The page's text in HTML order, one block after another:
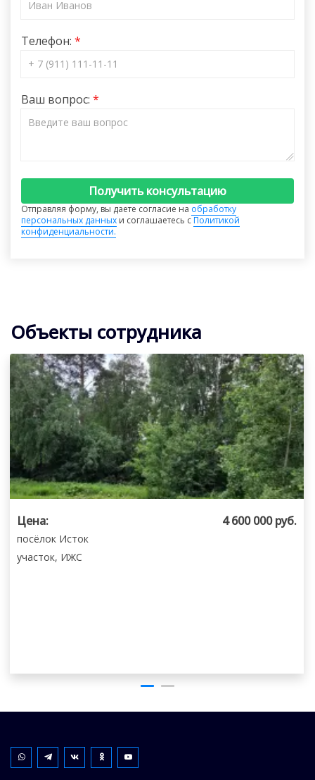
Телефон:
Ваш вопрос:
Получить консультацию
Отправляя форму, вы даете согласие на обработку
персональных данных и соглашаетесь сПолитикой
конфиденциальности.
Объекты сотрудника
Цена: 4 600 000 руб.
посёлок Исток
участок, ИЖС